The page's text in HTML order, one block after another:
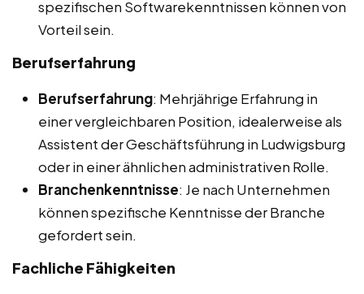
spezifischen Softwarekenntnissen können von
Vorteil sein.
Berufserfahrung
Berufserfahrung: Mehrjährige Erfahrung in
einer vergleichbaren Position, idealerweise als
Assistent der Geschäftsführung in Ludwigsburg
oder in einer ähnlichen administrativen Rolle.
Branchenkenntnisse: Je nach Unternehmen
können spezifische Kenntnisse der Branche
gefordert sein.
Fachliche Fähigkeiten